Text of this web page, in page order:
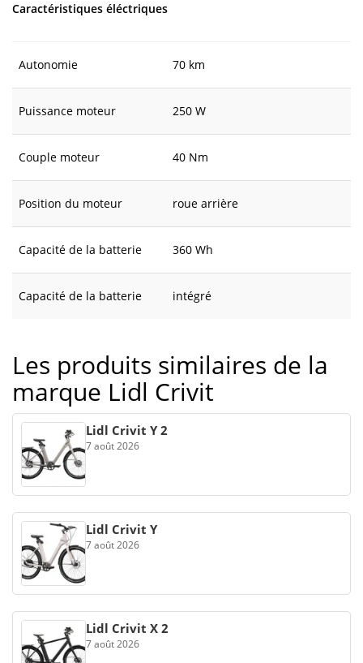
Caractéristiques éléctriques
Autonomie 70 km
Puissance moteur 250 W
Couple moteur 40 Nm
Position du moteur roue arrière
Capacité de la batterie 360 Wh
Capacité de la batterie intégré
Les produits similaires de la
marque Lidl Crivit
Lidl Crivit Y 2
7 août 2026
Lidl Crivit Y
7 août 2026
Lidl Crivit X 2
7 août 2026